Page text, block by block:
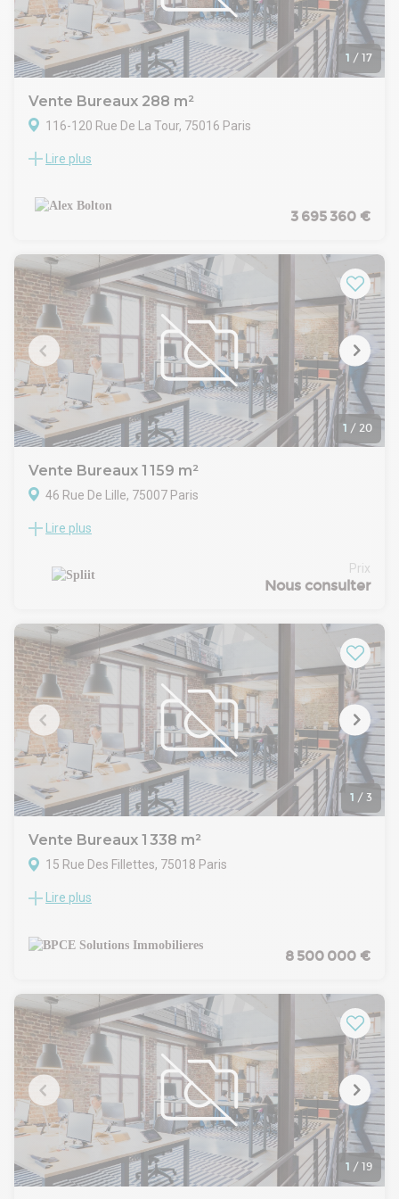
maintenant, pour une durée de 12 mois en Contrat de
Prestation.
Possibilité de le louer en 3/6/9.
Offre disponible à la vente et à la location.
1 / 17
Vente Bureaux 288 m²
116-120 Rue De La Tour, 75016 Paris
À vendre : bureaux d'une superficie de 289 m², idéalement
Paris. Ces locaux en très bon état sont directement près à
l'usage. Ils constituent une opportunité rare sur le marché
s'implanter dans la capitale et répondre aux exigences
professionnelles les plus élevées.
Lire plus
3 695 360 €
1 / 20
Vente Bureaux 1 159 m²
46 Rue De Lille, 75007 Paris
Vente et location Bureaux Paris 75007
découvrez ces bureaux disponible en location ou à l'achat.
Ces bureaux sont dotés de services complets tels que salle
pour répondre aux normes les plus récentes en matière
d'aménagement de bureau. Ces bureaux sont conçus avec
une configuration décloisonnée, favorisant la transparence
et la connexion entre les différents services. Ces bureaux
sont disponibles en Bail Commercial, avec une durée de bail
de 3/6/9 ans.
Offre disponible à la vente et à la location.
Lire plus
Prix
Nous consulter
1 / 3
Vente Bureaux 1 338 m²
15 Rue Des Fillettes, 75018 Paris
BPCE Solutions Immobilières vous propose un plateau de
de bureaux. Situé entre Chapelle Internationale et Rosa
Parks, le quartier est porté par de nombreux projets
rénové. Nombreuses sorties de secours et 2 accès sur rue.
Classification locaux PMR. Chauffage collectif, Fibre optique,
PC de sécurité 24/24, 7/7 et contrôle d'accès privatif. 30
emplacements de parking.
RDC - 1338.00 m² - Prix : 6352.76 €/m²
Plateau cloisonné et open-space.
Lire plus
8 500 000 €
1 / 19